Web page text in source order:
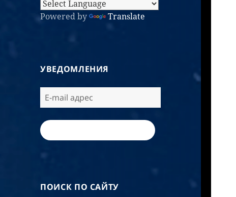
Powered by Translate
УВЕДОМЛЕНИЯ
ПОИСК ПО САЙТУ